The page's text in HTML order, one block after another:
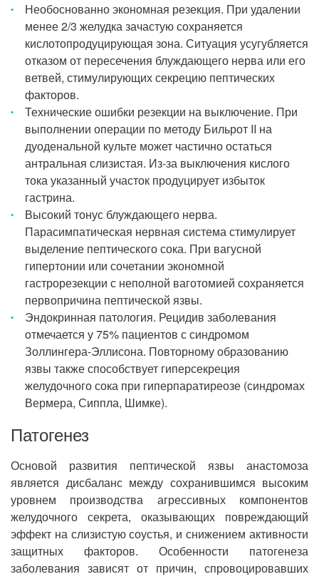
Необоснованно экономная резекция. При удалении
менее 2/3 желудка зачастую сохраняется
кислотопродуцирующая зона. Ситуация усугубляется
отказом от пересечения блуждающего нерва или его
ветвей, стимулирующих секрецию пептических
факторов.
Технические ошибки резекции на выключение. При
выполнении операции по методу Бильрот II на
дуоденальной культе может частично остаться
антральная слизистая. Из-за выключения кислого
тока указанный участок продуцирует избыток
гастрина.
Высокий тонус блуждающего нерва.
Парасимпатическая нервная система стимулирует
выделение пептического сока. При вагусной
гипертонии или сочетании экономной
гастрорезекции с неполной ваготомией сохраняется
первопричина пептической язвы.
Эндокринная патология. Рецидив заболевания
отмечается у 75% пациентов с синдромом
Золлингера-Эллисона. Повторному образованию
язвы также способствует гиперсекреция
желудочного сока при гиперпаратиреозе (синдромах
Вермера, Сиппла, Шимке).
Патогенез
Основой развития пептической язвы анастомоза
является дисбаланс между сохранившимся высоким
уровнем производства агрессивных компонентов
желудочного секрета, оказывающих повреждающий
эффект на слизистую соустья, и снижением активности
защитных факторов. Особенности патогенеза
заболевания зависят от причин, спровоцировавших